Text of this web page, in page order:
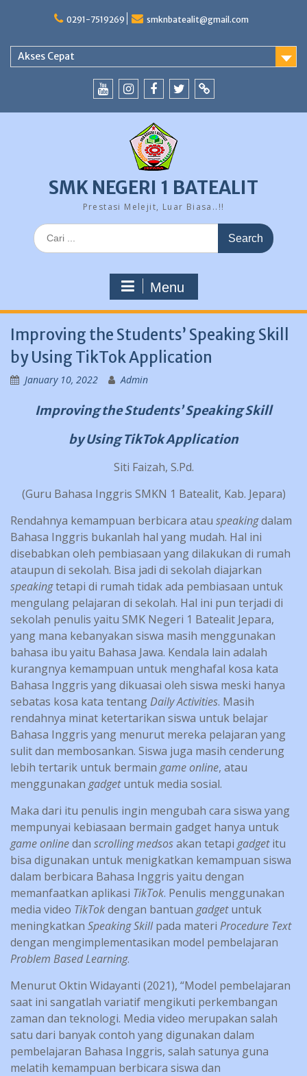
0291-7519269 smknbatealit@gmail.com
Akses Cepat
SMK NEGERI 1 BATEALIT
Prestasi Melejit, Luar Biasa..!!
Search
for:
Menu
Improving the Students’ Speaking Skill
by Using TikTok Application
January 10, 2022 Admin
Improving the Students’ Speaking Skill
by Using TikTok Application
Siti Faizah, S.Pd.
(Guru Bahasa Inggris SMKN 1 Batealit, Kab. Jepara)
Rendahnya kemampuan berbicara atau speakingdalam
Bahasa Inggris bukanlah hal yang mudah. Hal ini
disebabkan oleh pembiasaan yang dilakukan di rumah
ataupun di sekolah. Bisa jadi di sekolah diajarkan
speakingtetapi di rumah tidak ada pembiasaan untuk
mengulang pelajaran di sekolah. Hal ini pun terjadi di
sekolah penulis yaitu SMK Negeri 1 Batealit Jepara,
yang mana kebanyakan siswa masih menggunakan
bahasa ibu yaitu Bahasa Jawa. Kendala lain adalah
kurangnya kemampuan untuk menghafal kosa kata
Bahasa Inggris yang dikuasai oleh siswa meski hanya
sebatas kosa kata tentangDaily Activities. Masih
rendahnya minat ketertarikan siswa untuk belajar
Bahasa Inggris yang menurut mereka pelajaran yang
sulit dan membosankan. Siswa juga masih cenderung
lebih tertarik untuk bermain game online, atau
menggunakan gadgetuntuk media sosial.
Maka dari itu penulis ingin mengubah cara siswa yang
mempunyai kebiasaan bermain gadget hanya untuk
game onlinedan scrolling medsosakan tetapi gadgetitu
bisa digunakan untuk menigkatkan kemampuan siswa
dalam berbicara Bahasa Inggris yaitu dengan
memanfaatkan aplikasi TikTok. Penulis menggunakan
media video TikTokdengan bantuan gadgetuntuk
meningkatkan Speaking Skillpada materi Procedure Text
dengan mengimplementasikan model pembelajaran
Problem Based Learning.
Menurut Oktin Widayanti (2021), “Model pembelajaran
saat ini sangatlah variatif mengikuti perkembangan
zaman dan teknologi. Media video merupakan salah
satu dari banyak contoh yang digunakan dalam
pembelajaran Bahasa Inggris, salah satunya guna
melatih kemampuan berbicara siswa dan